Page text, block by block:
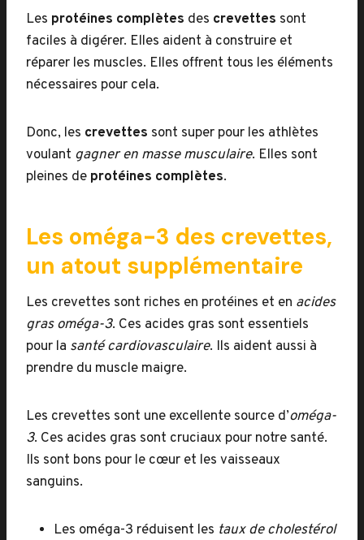
Les protéines complètes des crevettes sont
faciles à digérer. Elles aident à construire et
réparer les muscles. Elles offrent tous les éléments
nécessaires pour cela.
Donc, les crevettes sont super pour les athlètes
voulant gagner en masse musculaire. Elles sont
pleines de protéines complètes.
Les oméga-3 des crevettes,
un atout supplémentaire
Les crevettes sont riches en protéines et en acides
gras oméga-3. Ces acides gras sont essentiels
pour la santé cardiovasculaire. Ils aident aussi à
prendre du muscle maigre.
Les crevettes sont une excellente source d’oméga-
3. Ces acides gras sont cruciaux pour notre santé.
Ils sont bons pour le cœur et les vaisseaux
sanguins.
Les oméga-3 réduisent les taux de cholestérol